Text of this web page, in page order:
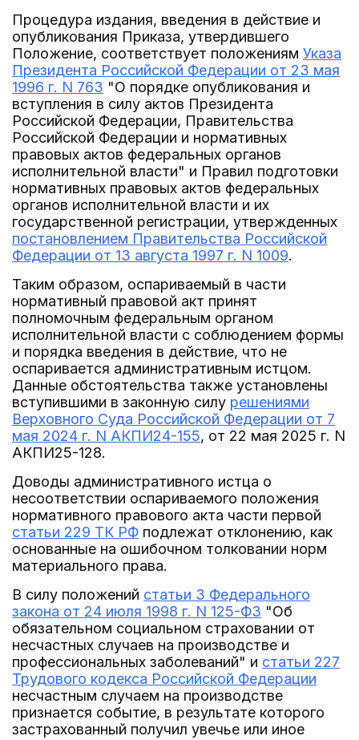
Процедура издания, введения в действие и
опубликования Приказа, утвердившего
Положение, соответствует положениям Указа
Президента Российской Федерации от 23 мая
1996 г. N 763 "О порядке опубликования и
вступления в силу актов Президента
Российской Федерации, Правительства
Российской Федерации и нормативных
правовых актов федеральных органов
исполнительной власти" и Правил подготовки
нормативных правовых актов федеральных
органов исполнительной власти и их
государственной регистрации, утвержденных
постановлением Правительства Российской
Федерации от 13 августа 1997 г. N 1009.
Таким образом, оспариваемый в части
нормативный правовой акт принят
полномочным федеральным органом
исполнительной власти с соблюдением формы
и порядка введения в действие, что не
оспаривается административным истцом.
Данные обстоятельства также установлены
вступившими в законную силу решениями
Верховного Суда Российской Федерации от 7
мая 2024 г. N АКПИ24-155, от 22 мая 2025 г. N
АКПИ25-128.
Доводы административного истца о
несоответствии оспариваемого положения
нормативного правового акта части первой
статьи 229 ТК РФ подлежат отклонению, как
основанные на ошибочном толковании норм
материального права.
В силу положений статьи 3 Федерального
закона от 24 июля 1998 г. N 125-ФЗ "Об
обязательном социальном страховании от
несчастных случаев на производстве и
профессиональных заболеваний" и статьи 227
Трудового кодекса Российской Федерации
несчастным случаем на производстве
признается событие, в результате которого
застрахованный получил увечье или иное